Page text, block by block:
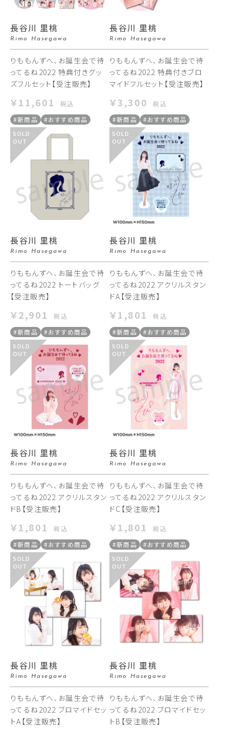
長谷川 里桃
Rimo Hasegawa
りももんずへ、お誕生会で待
ってるね2022 特典付きグッ
ズフルセット【受注販売】
￥11,601
税込
#新商品
#おすすめ商品
長谷川 里桃
Rimo Hasegawa
りももんずへ、お誕生会で待
ってるね2022 特典付きブロ
マイドフルセット【受注販売】
￥3,300
税込
#新商品
#おすすめ商品
SOLD
OUT
長谷川 里桃
Rimo Hasegawa
りももんずへ、お誕生会で待
ってるね2022 トートバッグ
【受注販売】
￥2,901
税込
#新商品
#おすすめ商品
SOLD
OUT
長谷川 里桃
Rimo Hasegawa
りももんずへ、お誕生会で待
ってるね2022 アクリルスタン
ドA【受注販売】
￥1,801
税込
#新商品
#おすすめ商品
SOLD
OUT
長谷川 里桃
Rimo Hasegawa
りももんずへ、お誕生会で待
ってるね2022 アクリルスタン
ドB【受注販売】
￥1,801
税込
#新商品
#おすすめ商品
SOLD
OUT
長谷川 里桃
Rimo Hasegawa
りももんずへ、お誕生会で待
ってるね2022 アクリルスタン
ドC【受注販売】
￥1,801
税込
#新商品
#おすすめ商品
SOLD
OUT
長谷川 里桃
Rimo Hasegawa
りももんずへ、お誕生会で待
ってるね2022 ブロマイドセッ
トA【受注販売】
SOLD
OUT
長谷川 里桃
Rimo Hasegawa
りももんずへ、お誕生会で待
ってるね2022 ブロマイドセッ
トB【受注販売】